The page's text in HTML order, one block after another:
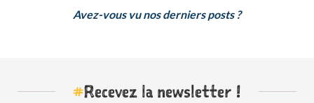
Avez-vous vu nos derniers posts ?
#Recevez la newsletter !